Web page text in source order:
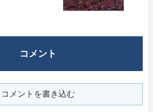
コメント
コメントを書き込む